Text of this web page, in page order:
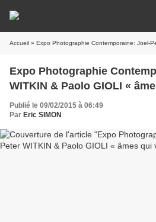
Accueil » Expo Photographie Contemporaine: Joel-Peter
Expo Photographie
WITKIN & Paolo GIOLI «
Publié le 09/02/2015 à 06:49
Par Eric SIMON